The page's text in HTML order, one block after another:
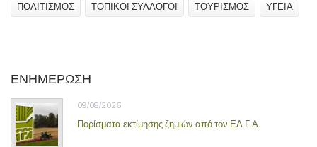
ΠΟΛΙΤΙΣΜΟΣ ΤΟΠΙΚΟΙ ΣΥΛΛΟΓΟΙ ΤΟΥΡΙΣΜΟΣ ΥΓΕΙΑ
ΕΝΗΜΕΡΩΣΗ
09/08/2026
Πορίσματα εκτίμησης ζημιών από τον ΕΛ.Γ.Α.